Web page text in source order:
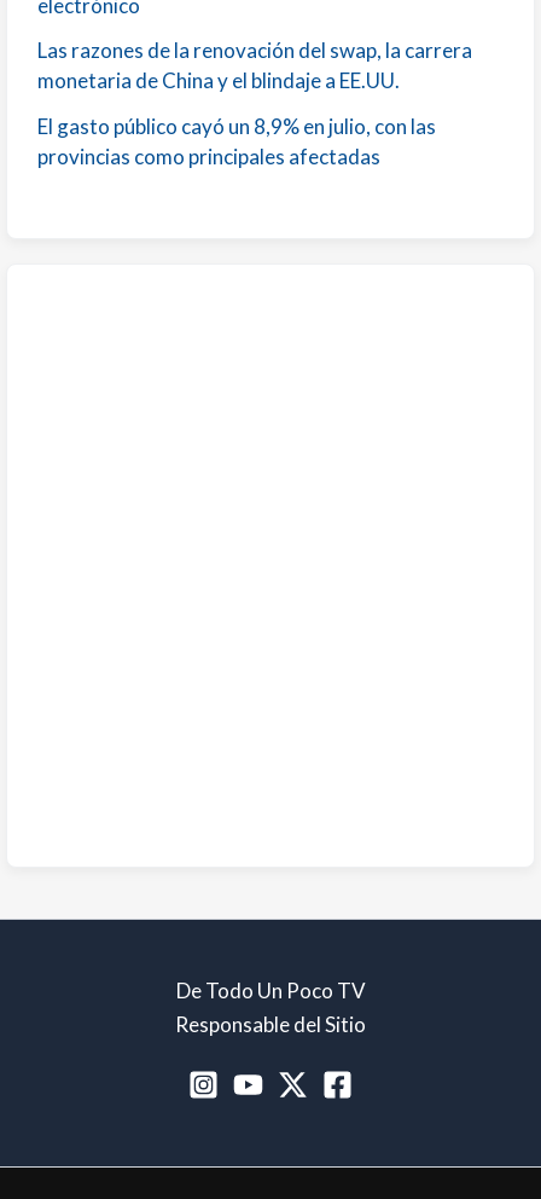
Las razones de la renovación del swap, la carrera
monetaria de China y el blindaje a EE.UU.
El gasto público cayó un 8,9% en julio, con las
provincias como principales afectadas
De Todo Un Poco TV
Responsable del Sitio